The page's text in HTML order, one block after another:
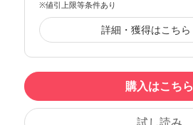
※値引上限等条件あり
詳細・獲得はこちら
購入はこちら